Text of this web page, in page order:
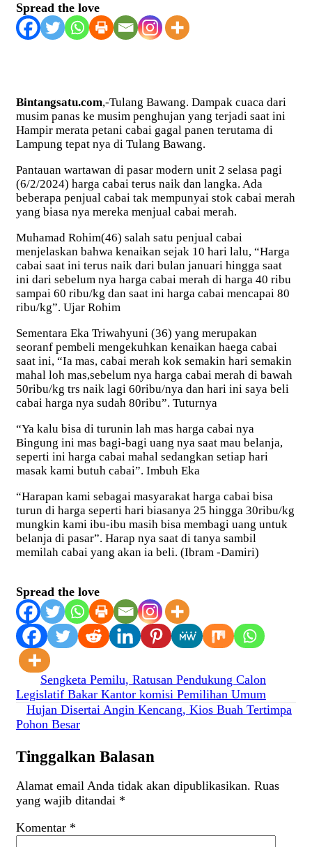
Spread the love
Bintangsatu.com,-Tulang Bawang. Dampak cuaca dari
musim panas ke musim penghujan yang terjadi saat ini
Hampir merata petani cabai gagal panen terutama di
Lampung tepat nya di Tulang Bawang.
Pantauan wartawan di pasar modern unit 2 selasa pagi
(6/2/2024) harga cabai terus naik dan langka. Ada
beberapa penjual cabai tak mempunyai stok cabai merah
yang biasa nya mereka menjual cabai merah.
Muhamad Rohim(46) salah satu penjual cabai
menjelaskan bahwa kenaikan sejak 10 hari lalu, “Harga
cabai saat ini terus naik dari bulan januari hingga saat
ini dari sebelum nya harga cabai merah di harga 40 ribu
sampai 60 ribu/kg dan saat ini harga cabai mencapai 80
ribu/kg”. Ujar Rohim
Sementara Eka Triwahyuni (36) yang merupakan
seoranf pembeli mengekuhkan kenaikan haega cabai
saat ini, “Ia mas, cabai merah kok semakin hari semakin
mahal loh mas,sebelum nya harga cabai merah di bawah
50ribu/kg trs naik lagi 60ribu/nya dan hari ini saya beli
cabai harga nya sudah 80ribu”. Tuturnya
“Ya kalu bisa di turunin lah mas harga cabai nya
Bingung ini mas bagi-bagi uang nya saat mau belanja,
seperti ini harga cabai mahal sedangkan setiap hari
masak kami butuh cabai”. Imbuh Eka
“Harapan kami sebagai masyarakat harga cabai bisa
turun di harga seperti hari biasanya 25 hingga 30ribu/kg
mungkin kami ibu-ibu masih bisa membagi uang untuk
belanja di pasar”. Harap nya saat di tanya sambil
memilah cabai yang akan ia beli. (Ibram -Damiri)
Spread the love
Navigasi
pos
Sengketa Pemilu, Ratusan Pendukung Calon
Legislatif Bakar Kantor komisi Pemilihan Umum
Hujan Disertai Angin Kencang, Kios Buah Tertimpa
Pohon Besar
Tinggalkan Balasan
Alamat email Anda tidak akan dipublikasikan. Ruas
yang wajib ditandai *
Komentar *